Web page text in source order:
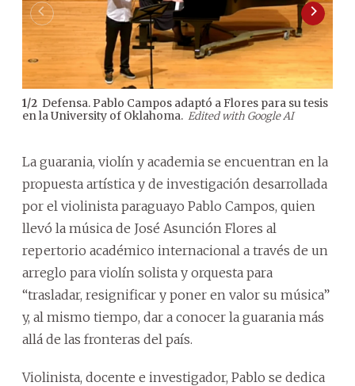
1/2 Defensa. Pablo Campos adaptó a Flores para su tesis
en la University of Oklahoma. Edited with Google AI
La guarania, violín y academia se encuentran en la
propuesta artística y de investigación desarrollada
por el violinista paraguayo Pablo Campos, quien
llevó la música de José Asunción Flores al
repertorio académico internacional a través de un
arreglo para violín solista y orquesta para
“trasladar, resignificar y poner en valor su música”
y, al mismo tiempo, dar a conocer la guarania más
allá de las fronteras del país.
Violinista, docente e investigador, Pablo se dedica